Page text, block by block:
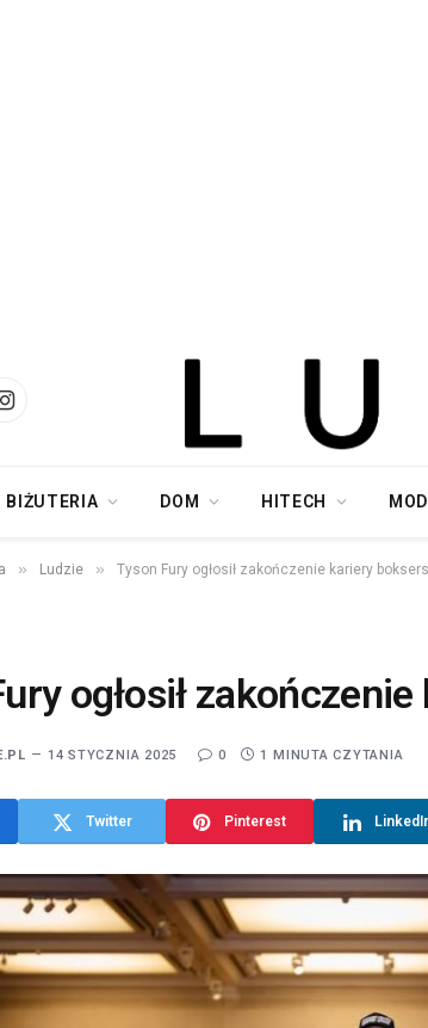
Instagram
BIŻUTERIA DOM HITECH
» Ludzie » Tyson Fury ogłosił zakończenie kariery
ogłosił
14 STYCZNIA 2025 0 1 MINUTA CZYTANIA
Twitter Pinterest